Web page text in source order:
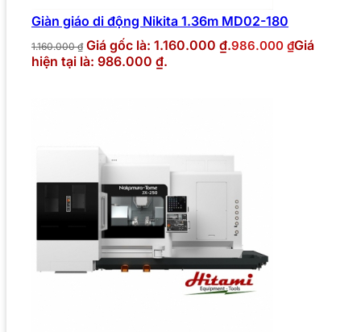
Giàn giáo di động Nikita 1.36m MD02-180
1.160.000₫ Giá gốc là: 1.160.000 ₫.986.000 ₫Giá
hiện tại là: 986.000 ₫.